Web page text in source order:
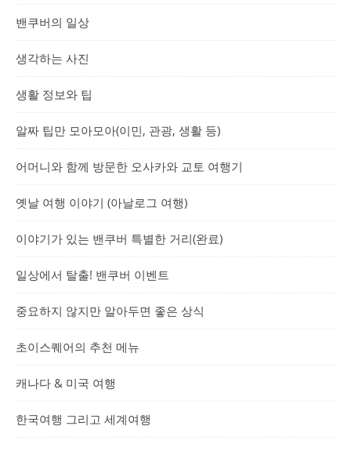
밴쿠버의 일상
생각하는 사진
생활 정보와 팁
알짜 팁만 모아모아(이민, 관광, 생활 등)
어머니와 함께 방문한 오사카와 교토 여행기
옛날 여행 이야기 (아날로그 여행)
이야기가 있는 밴쿠버 특별한 거리(완료)
일상에서 탈출! 밴쿠버 이벤트
중요하지 않지만 알아두면 좋은 상식
초이스퀘어의 추천 메뉴
캐나다 & 미국 여행
한국여행 그리고 세계여행